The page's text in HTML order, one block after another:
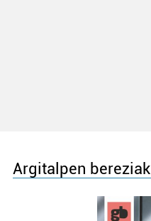
Argitalpen bereziak